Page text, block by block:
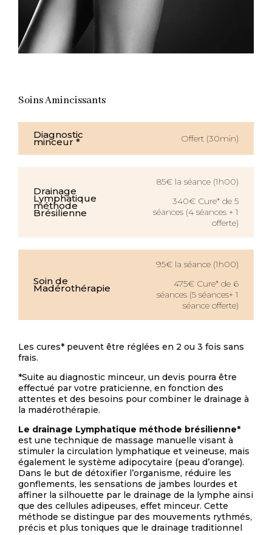
Soins Amincissants
Diagnostic
minceur * Offert (30min)
Drainage
Lymphatique
méthode
Brésilienne
85€ la séance (1h00)
340€ Cure* de 5
séances (4 séances + 1
offerte)
Soin de
Madérothérapie
95€ la séance (1h00)
475€ Cure* de 6
séances (5 séances+ 1
séance offerte)
Les cures* peuvent être réglées en 2 ou 3 fois sans
frais.
*Suite au diagnostic minceur, un devis pourra être
effectué par votre praticienne, en fonction des
attentes et des besoins pour combiner le drainage à
la madérothérapie.
Le drainage Lymphatique méthode brésilienne*
est une technique de massage manuelle visant à
stimuler la circulation lymphatique et veineuse, mais
également le système adipocytaire (peau d’orange).
Dans le but de détoxifier l’organisme, réduire les
gonflements, les sensations de jambes lourdes et
affiner la silhouette par le drainage de la lymphe ainsi
que des cellules adipeuses, effet minceur. Cette
méthode se distingue par des mouvements rythmés,
précis et plus toniques que le drainage traditionnel